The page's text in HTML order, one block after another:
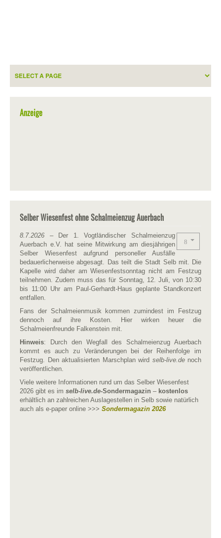
Anzeige
Selber Wiesenfest ohne Schalmeienzug Auerbach
8.7.2026 – Der 1. Vogtländischer Schalmeienzug
Auerbach e.V. hat seine Mitwirkung am diesjährigen
Selber Wiesenfest aufgrund personeller Ausfälle
bedauerlicherweise abgesagt. Das teilt die Stadt Selb mit. Die
Kapelle wird daher am Wiesenfestsonntag nicht am Festzug
teilnehmen. Zudem muss das für Sonntag, 12. Juli, von 10:30
bis 11:00 Uhr am Paul-Gerhardt-Haus geplante Standkonzert
entfallen.
Fans der Schalmeienmusik kommen zumindest im Festzug
dennoch auf ihre Kosten. Hier wirken heuer die
Schalmeienfreunde Falkenstein mit.
Hinweis: Durch den Wegfall des Schalmeienzug Auerbach
kommt es auch zu Veränderungen bei der Reihenfolge im
Festzug. Den aktualisierten Marschplan wird selb-live.denoch
veröffentlichen.
Viele weitere Informationen rund um das Selber Wiesenfest
2026 gibt es im selb-live.de-Sondermagazin – kostenlos
erhältlich an zahlreichen Auslagestellen in Selb sowie natürlich
auch als e-paper online >>> Sondermagazin 2026